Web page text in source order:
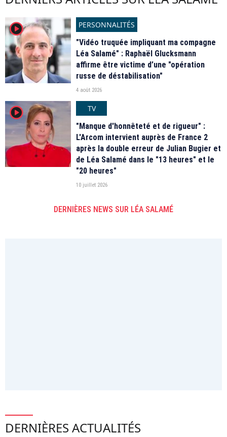
player2
PERSONNALITÉS
"Vidéo truquée impliquant ma compagne
Léa Salamé" : Raphaël Glucksmann
affirme être victime d’une "opération
russe de déstabilisation"
4 août 2026
player2
TV
"Manque d'honnêteté et de rigueur" :
L'Arcom intervient auprès de France 2
après la double erreur de Julian Bugier et
de Léa Salamé dans le "13 heures" et le
"20 heures"
10 juillet 2026
DERNIÈRES NEWS SUR LÉA SALAMÉ
DERNIÈRES ACTUALITÉS